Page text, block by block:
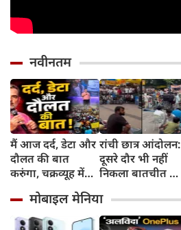
नवीनतम
मैं आज दर्द, डेटा और
दौलत की बात
करुंगा, चक्रव्यूह में
रील नशा है, छात्रों की
गूंज में बोले राहुल
रांची छात्र आंदोलन:
दूसरे दौर भी नहीं
निकला बातचीत का
जयराम महतो ने
किया अनशन का
मोबाइल मेनिया